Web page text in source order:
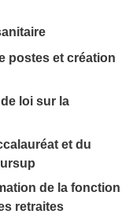
postes et création
loi sur la
et du
de la fonction
retraites